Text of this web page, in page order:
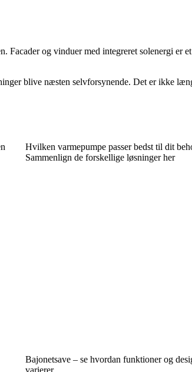
og vinduer med integreret solenergi
blive næsten selvforsynende. Det er ikke
Hvilken varmepumpe passer bedst til dit
Sammenlign de forskellige løsninger her
Bajonetsave – se hvordan funktioner og
varierer